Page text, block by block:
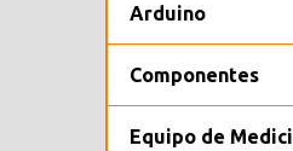
Arduino
Componentes
Equipo de